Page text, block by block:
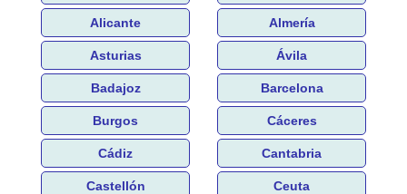
Alicante Almería
Asturias Ávila
Badajoz Barcelona
Burgos Cáceres
Cádiz Cantabria
Castellón Ceuta